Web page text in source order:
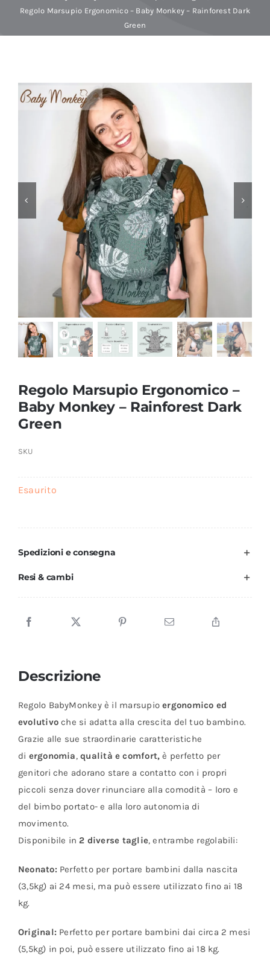
Regolo Marsupio Ergonomico – Baby Monkey – Rainforest Dark
Green
Regolo Marsupio Ergonomico –
Baby Monkey – Rainforest Dark
Green
SKU
Esaurito
Spedizioni e consegna
Resi & cambi
Descrizione
Regolo BabyMonkey è il marsupioergonomico ed
evolutivo che si adatta alla crescita del tuo bambino.
Grazie alle sue straordinarie caratteristiche
di ergonomia,qualità e comfort,è perfetto per
genitori che adorano stare a contatto con i propri
piccoli senza dover rinunciare alla comodità – loro e
del bimbo portato- e alla loro autonomia di
movimento.
Disponibile in 2 diverse taglie, entrambe regolabili:
Neonato: Perfetto per portare bambini dalla nascita
(3,5kg) ai 24 mesi, ma può essere utilizzato fino ai 18
kg.
Original: Perfetto per portare bambini dai circa 2 mesi
(5,5kg) in poi, può essere utilizzato fino ai 18 kg.